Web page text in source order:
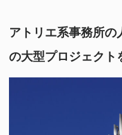
アトリエ系事務所
の大型プロジェクト